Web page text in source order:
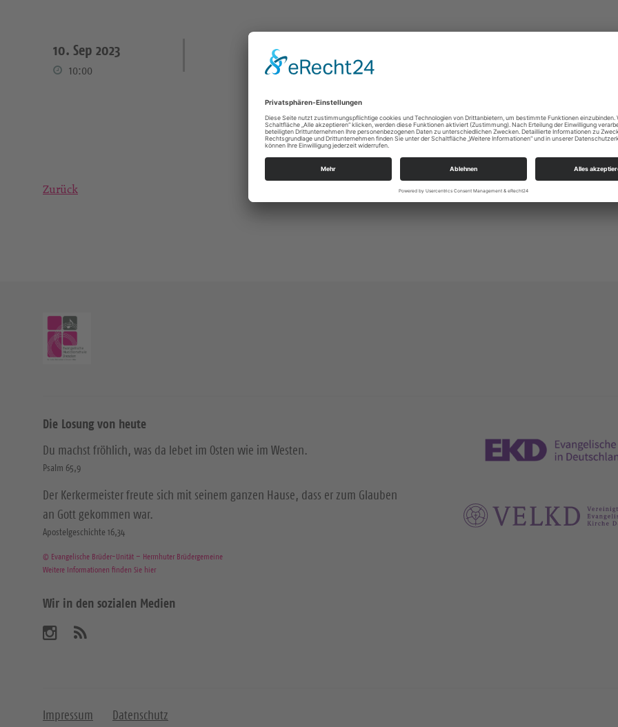
10. Sep 2023
10:00
Zurück
Die Losung von heute
Du machst fröhlich, was da lebet im Osten wie im Westen.
Psalm 65,9
Der Kerkermeister freute sich mit seinem ganzen Hause, dass er zum Glauben
an Gott gekommen war.
Apostelgeschichte 16,34
© Evangelische Brüder-Unität – Herrnhuter Brüdergemeine
Weitere Informationen finden Sie hier
Wir in den sozialen Medien
u
i
Impressum Datenschutz